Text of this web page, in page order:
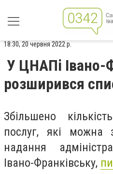
18:30, 20 червня 2022 р.
У ЦНАПі Івано-
розширився
Збільшено
послуг, які можна
надання
Івано-Франківську,